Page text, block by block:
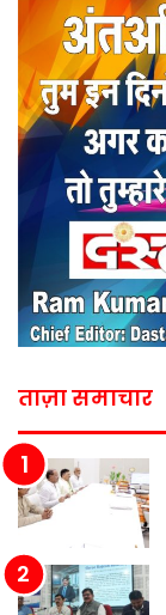
ताज़ा समाचार